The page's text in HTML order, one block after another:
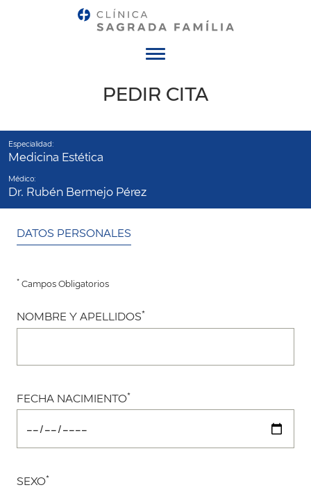
PEDIR CITA
Especialidad:
Medicina Estética
Médico:
Dr. Rubén Bermejo Pérez
DATOS PERSONALES
* Campos Obligatorios
NOMBRE Y APELLIDOS*
FECHA NACIMIENTO*
SEXO*